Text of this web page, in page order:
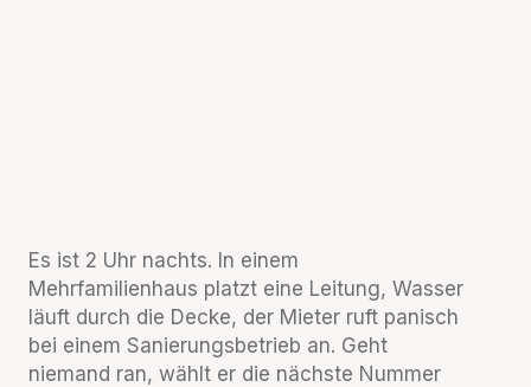
Es ist 2 Uhr nachts. In einem
Mehrfamilienhaus platzt eine Leitung, Wasser
läuft durch die Decke, der Mieter ruft panisch
bei einem Sanierungsbetrieb an. Geht
niemand ran, wählt er die nächste Nummer